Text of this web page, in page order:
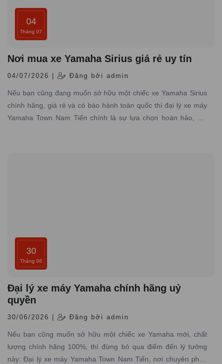
04
Tháng 07
Nơi mua xe Yamaha Sirius giá rẻ uy tín
04/07/2026 | Đăng bởi admin
Nếu bạn cũng đang muốn sở hữu một chiếc xe Yamaha Sirius
chính hãng, giá rẻ và có bảo hành toàn quốc thì đại lý xe máy
Yamaha Town Nam Tiến chính là sự lựa chọn hoàn hảo, nơi
30
Tháng 06
Đại lý xe máy Yamaha chính hãng uỷ
quyền
30/06/2026 | Đăng bởi admin
Nếu bạn cũng muốn sở hữu một chiếc xe Yamaha mới, chất
lượng chính hãng 100%, thì đừng bỏ qua điểm đến lý tưởng
này: Đại lý xe máy Yamaha Town Nam Tiến, nơi chuyên phân